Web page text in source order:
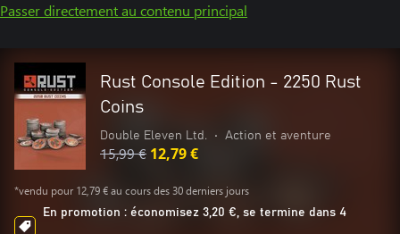
Passer directement au contenu principal
Rust Console Edition - 2250 Rust
Coins
Double Eleven Ltd. • Action et aventure
15,99 € 12,79 €
*vendu pour 12,79 € au cours des 30 derniers jours
En promotion : économisez 3,20 €, se termine dans 4